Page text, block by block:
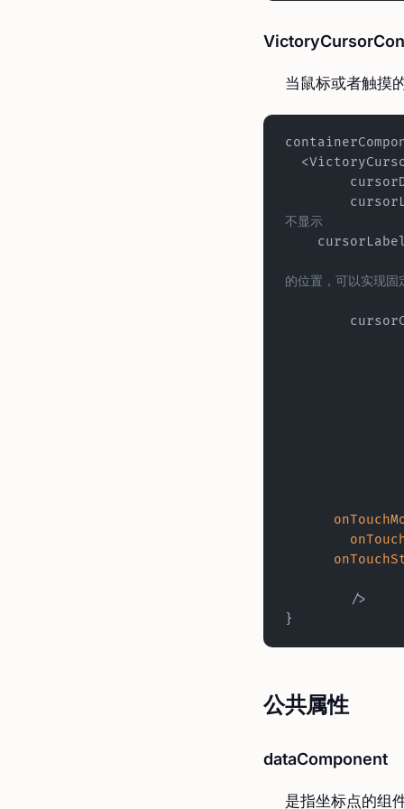
当鼠标或者触摸
不显示
的位置，可以实现固
	/>
}
公共属性
dataComponent
是指坐标点的组